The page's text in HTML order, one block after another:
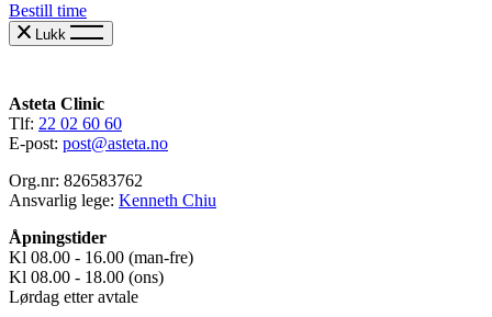
Bestill time
Lukk
Asteta Clinic
Tlf: 22 02 60 60
E-post: post@asteta.no
Org.nr: 826583762
Ansvarlig lege: Kenneth Chiu
Åpningstider
Kl 08.00 - 16.00 (man-fre)
Kl 08.00 - 18.00 (ons)
Lørdag etter avtale